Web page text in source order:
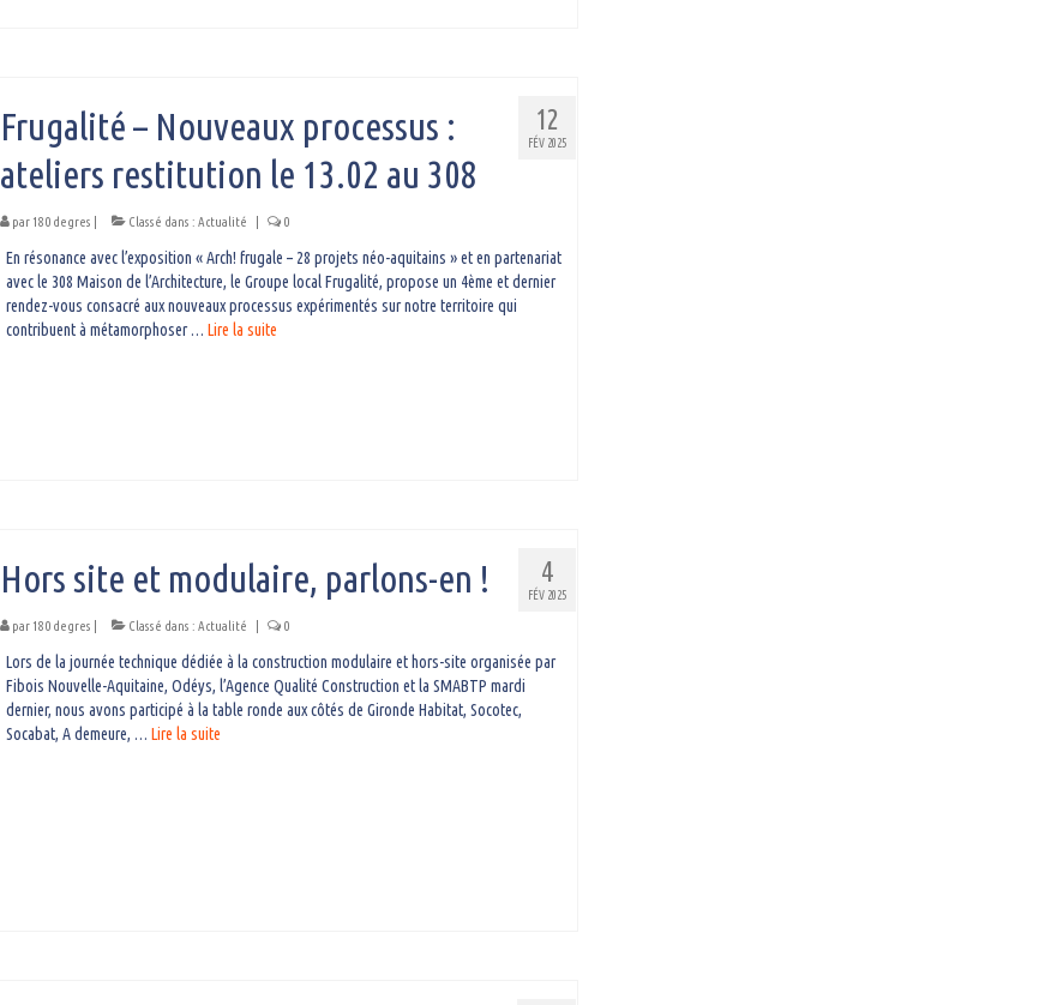
12
FÉV 2025
Frugalité – Nouveaux processus :
ateliers restitution le 13.02 au 308
par 180 degres Classé dans : Actualité 0
En résonance avec l’exposition « Arch! frugale – 28 projets néo-aquitains » et en partenariat
avec le 308 Maison de l’Architecture, le Groupe local Frugalité, propose un 4ème et dernier
rendez-vous consacré aux nouveaux processus expérimentés sur notre territoire qui
contribuent à métamorphoser … Lire la suite­­
4
FÉV 2025
Hors site et modulaire, parlons-en !
par 180 degres Classé dans : Actualité 0
Lors de la journée technique dédiée à la construction modulaire et hors-site organisée par
Fibois Nouvelle-Aquitaine, Odéys, l’Agence Qualité Construction et la SMABTP mardi
dernier, nous avons participé à la table ronde aux côtés de Gironde Habitat, Socotec,
Socabat, A demeure, … Lire la suite­­